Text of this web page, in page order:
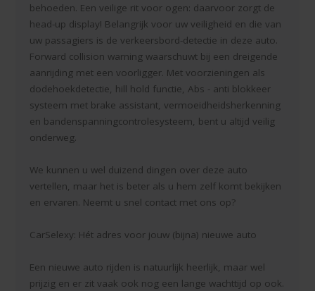
behoeden. Een veilige rit voor ogen: daarvoor zorgt de
head-up display! Belangrijk voor uw veiligheid en die van
uw passagiers is de verkeersbord-detectie in deze auto.
Forward collision warning waarschuwt bij een dreigende
aanrijding met een voorligger. Met voorzieningen als
dodehoekdetectie, hill hold functie, Abs - anti blokkeer
systeem met brake assistant, vermoeidheidsherkenning
en bandenspanningcontrolesysteem, bent u altijd veilig
onderweg.
We kunnen u wel duizend dingen over deze auto
vertellen, maar het is beter als u hem zelf komt bekijken
en ervaren. Neemt u snel contact met ons op?
CarSelexy: Hét adres voor jouw (bijna) nieuwe auto
Een nieuwe auto rijden is natuurlijk heerlijk, maar wel
prijzig en er zit vaak ook nog een lange wachttijd op ook.